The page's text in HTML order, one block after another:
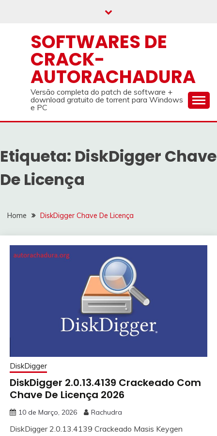
SOFTWARES DE
CRACK-
AUTORACHADURA
Versão completa do patch de software +
download gratuito de torrent para Windows
e PC
Etiqueta: DiskDigger Chave
De Licença
Home DiskDigger Chave De Licença
DiskDigger
DiskDigger 2.0.13.4139 Crackeado Com
Chave De Licença 2026
10 de Março, 2026 Rachudra
DiskDigger 2.0.13.4139 Crackeado Masis Keygen